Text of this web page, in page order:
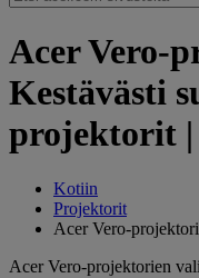
Acer Vero-
Kestävästi
projektorit |
Kotiin
Projektorit
Acer Vero-
Acer Vero-projektorien